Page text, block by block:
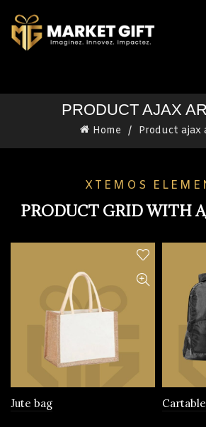
PRODUCT AJAX
Home Product ajax
XTEMOS
PRODUCT GRID WITH
Jute bag